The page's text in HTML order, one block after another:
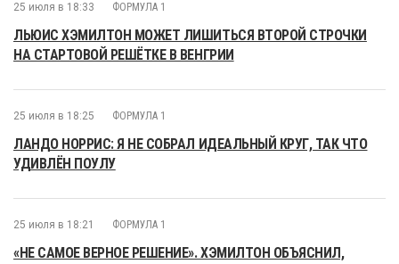
25 июля в 18:33 ФОРМУЛА 1
ЛЬЮИС ХЭМИЛТОН МОЖЕТ ЛИШИТЬСЯ ВТОРОЙ СТРОЧКИ
НА СТАРТОВОЙ РЕШЁТКЕ В ВЕНГРИИ
25 июля в 18:25 ФОРМУЛА 1
ЛАНДО НОРРИС: Я НЕ СОБРАЛ ИДЕАЛЬНЫЙ КРУГ, ТАК ЧТО
УДИВЛЁН ПОУЛУ
25 июля в 18:21 ФОРМУЛА 1
«НЕ САМОЕ ВЕРНОЕ РЕШЕНИЕ». ХЭМИЛТОН ОБЪЯСНИЛ,